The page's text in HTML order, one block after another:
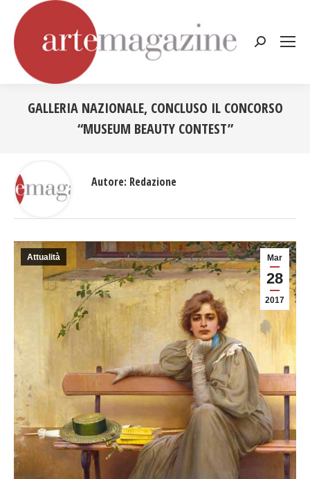
Cerca:
GALLERIA NAZIONALE, CONCLUSO IL CONCORSO
“MUSEUM BEAUTY CONTEST”
Mar
28
2017
Attualità
Autore: Redazione